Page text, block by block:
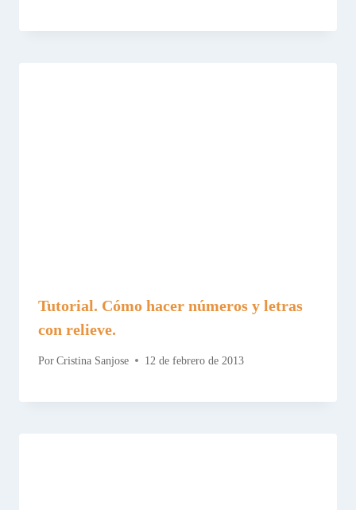
Tutorial. Cómo hacer números y letras
con relieve.
Por Cristina Sanjose 12 de febrero de 2013